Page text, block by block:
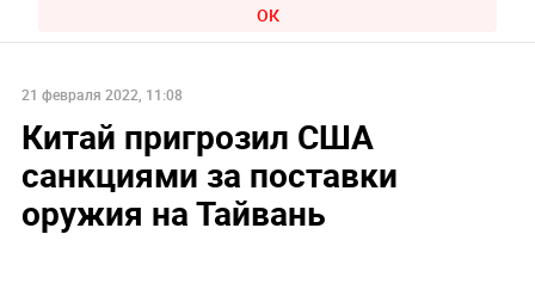
ОК
21 февраля 2022, 11:08
Китай пригрозил США
санкциями за поставки
оружия на Тайвань